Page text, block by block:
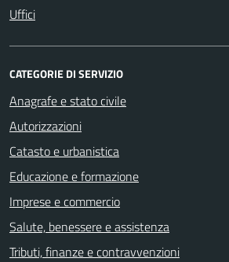
Uffici
CATEGORIE DI SERVIZIO
Anagrafe e stato civile
Autorizzazioni
Catasto e urbanistica
Educazione e formazione
Imprese e commercio
Salute, benessere e assistenza
Tributi, finanze e contravvenzioni